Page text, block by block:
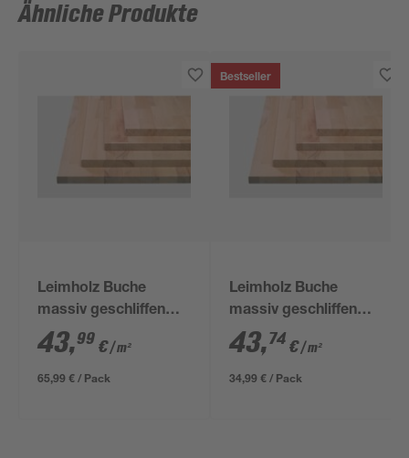
Ähnliche Produkte
Leimholz Buche
massiv geschliffen
2500 x 600 x 18 mm
43,99 €/ m²
65,99 € / Pack
Bestseller
Leimholz Buche
massiv geschliffen
2000 x 400 x 18 mm
43,74 €/ m²
34,99 € / Pack